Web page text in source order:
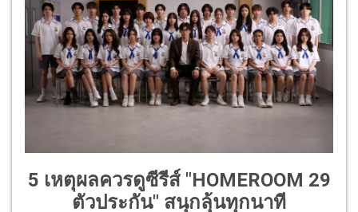
5 เหตุผลควรดูซีรีส์ "HOMEROOM 29
ตัวประกัน" สนุกลุ้นทุกนาที